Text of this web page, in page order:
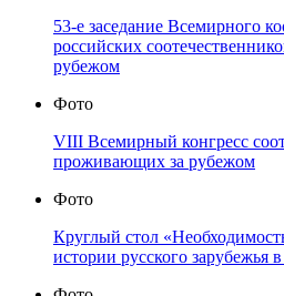
53-е заседание Всемирного
российских
рубежом
Фото
VIII Всемирный конгресс
проживающих за рубежом
Фото
Круглый стол
истории русского